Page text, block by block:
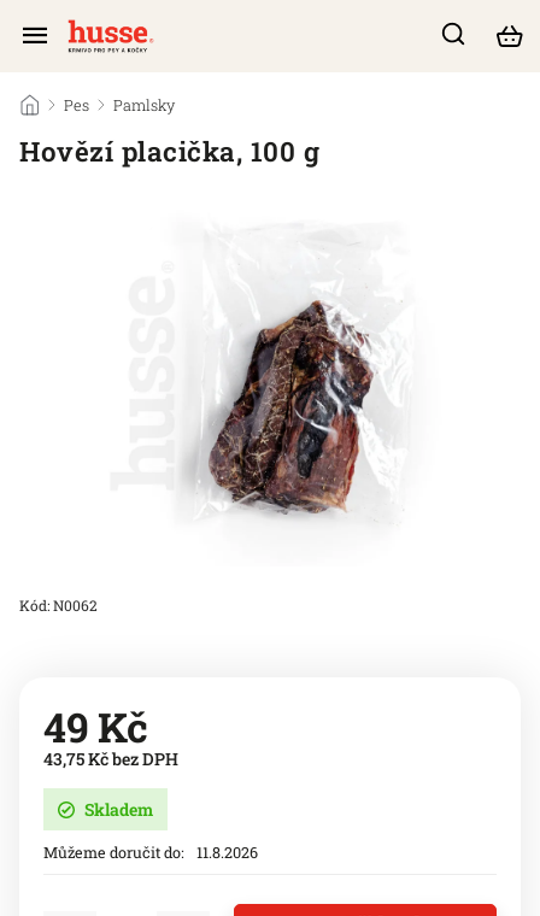
/ Pes / Pamlsky
Hovězí placička, 100 g
Kód:N0062
49 Kč
43,75 Kč bez DPH
Skladem
Můžeme doručit do: 11.8.2026